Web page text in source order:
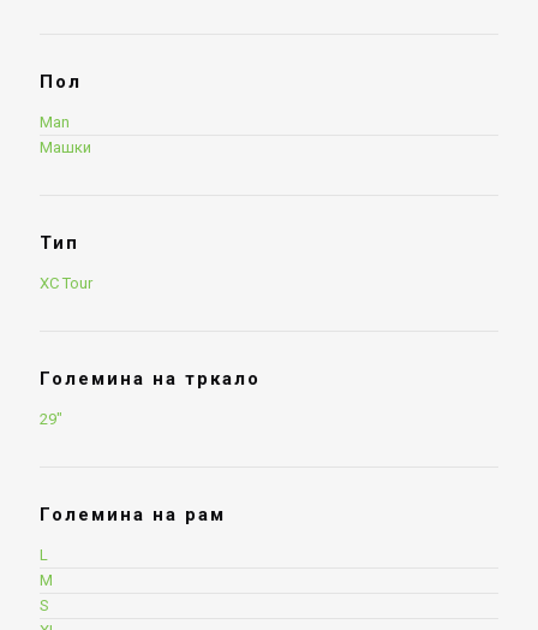
Пол
Man
Машки
Тип
XC Tour
Големина на тркало
29"
Големина на рам
L
M
S